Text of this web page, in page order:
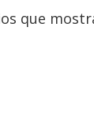
que